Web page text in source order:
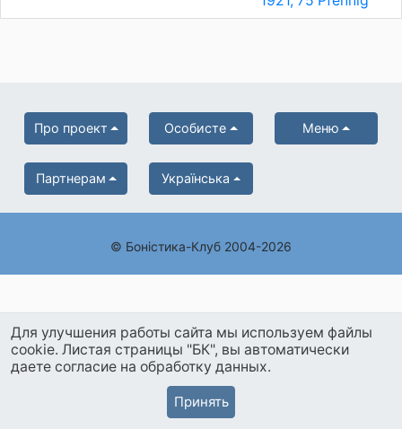
Про проект Особисте Меню
Партнерам Українська
© Боністика-Клуб 2004-2026
Для улучшения работы сайта мы используем файлы
cookie. Листая страницы "БК", вы автоматически
даете согласие на обработку данных.
Принять